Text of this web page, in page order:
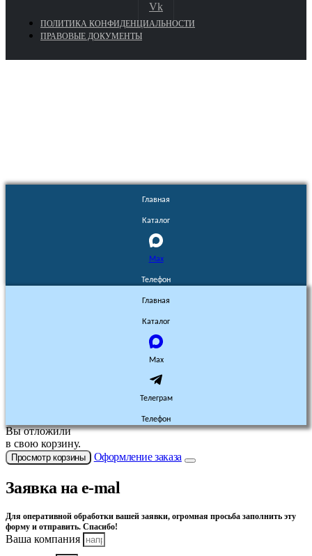
Vk
ПОЛИТИКА КОНФИДЕНЦИАЛЬНОСТИ
ПРАВОВЫЕ ДОКУМЕНТЫ
Главная
Каталог
Max
Телефон
Главная
Каталог
Max
Телеграм
Телефон
Вы отложили
в свою корзину.
Просмотр корзины Оформление заказа
Заявка на e-mal
Для оперативной обработки вашей заявки, огромная просьба заполнить эту
форму и отправить. Спасибо!
Ваша компания